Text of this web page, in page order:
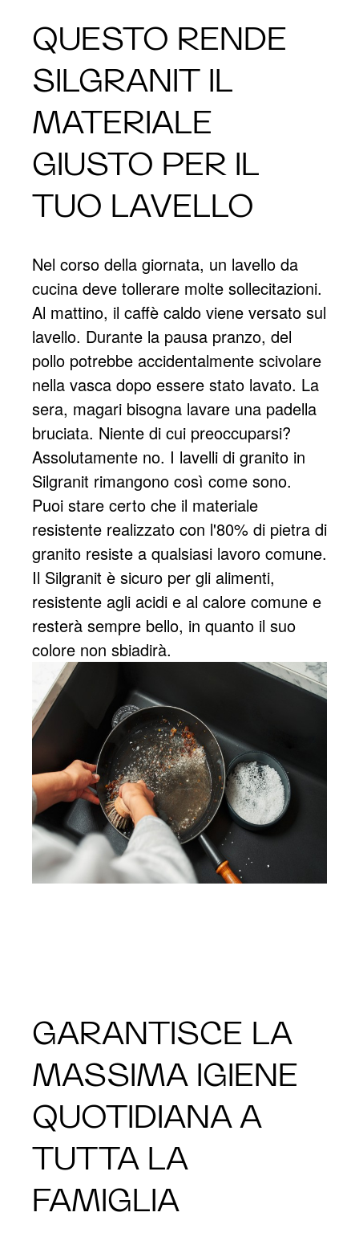
QUESTO RENDE
SILGRANIT IL
MATERIALE
GIUSTO PER IL
TUO LAVELLO
Nel corso della giornata, un lavello da
cucina deve tollerare molte sollecitazioni.
Al mattino, il caffè caldo viene versato sul
lavello. Durante la pausa pranzo, del
pollo potrebbe accidentalmente scivolare
nella vasca dopo essere stato lavato. La
sera, magari bisogna lavare una padella
bruciata. Niente di cui preoccuparsi?
Assolutamente no. I lavelli di granito in
Silgranit rimangono così come sono.
Puoi stare certo che il materiale
resistente realizzato con l'80% di pietra di
granito resiste a qualsiasi lavoro comune.
Il Silgranit è sicuro per gli alimenti,
resistente agli acidi e al calore comune e
resterà sempre bello, in quanto il suo
colore non sbiadirà.
GARANTISCE LA
MASSIMA IGIENE
QUOTIDIANA A
TUTTA LA
FAMIGLIA